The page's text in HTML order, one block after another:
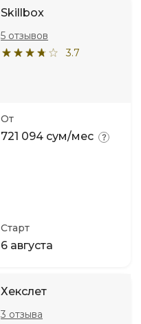
Skillbox
3.7
5 отзывов
От
721 094 сум/мес
Старт
6 августа
Хекслет
3 отзыва